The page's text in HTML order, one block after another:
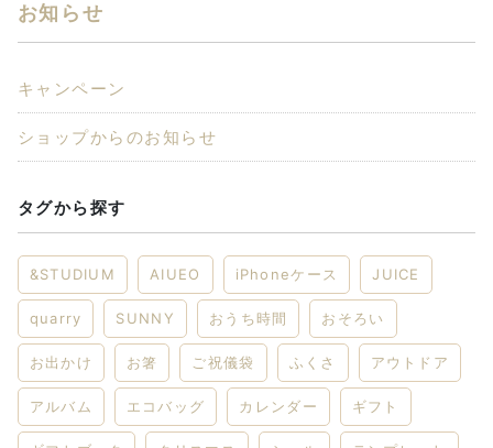
お知らせ
キャンペーン
ショップからのお知らせ
タグから探す
&STUDIUM AIUEO iPhoneケース JUICE
quarry SUNNY おうち時間 おそろい
お出かけ お箸 ご祝儀袋 ふくさ アウトドア
アルバム エコバッグ カレンダー ギフト